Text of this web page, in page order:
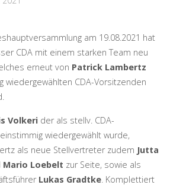
am 19.08.2021 hat
CDA mit einem starken Team neu
erneut von Patrick Lambertz
wiedergewählten CDA-Vorsitzenden
Volkerider als stellv. CDA-
wiedergewählt wurde,
als neue Stellvertreter zudem Jutta
Mario Loebelt zur Seite, sowie als
Lukas Gradtke. Komplettiert